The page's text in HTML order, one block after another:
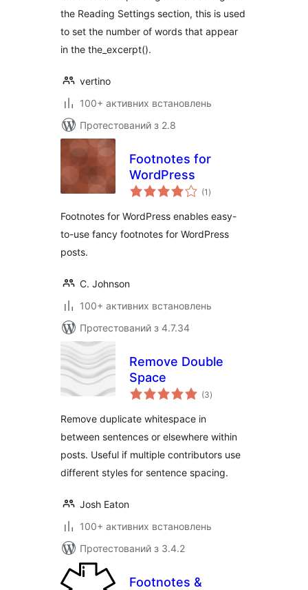
the Reading Settings section, this is used
to set the number of words that appear
in the the_excerpt().
vertino
100+ активних встановлень
Протестований з 2.8
Footnotes for
WordPress
(1 загальний
рейтинг
)
Footnotes for WordPress enables easy-
to-use fancy footnotes for WordPress
posts.
C. Johnson
100+ активних встановлень
Протестований з 4.7.34
Remove Double
Space
(3загальний
рейтинг
)
Remove duplicate whitespace in
between sentences or elsewhere within
posts. Useful if multiple contributors use
different styles for sentence spacing.
Josh Eaton
100+ активних встановлень
Протестований з 3.4.2
Footnotes &